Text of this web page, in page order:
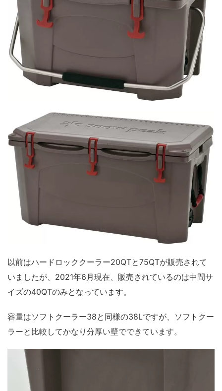
以前はハードロッククーラー20QTと75QTが販売されて
いましたが、2021年6月現在、販売されているのは中間サ
イズの40QTのみとなっています。
容量はソフトクーラー38と同様の38Lですが、ソフトクー
ラーと比較してかなり分厚い壁でできています。